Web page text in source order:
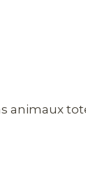
animaux